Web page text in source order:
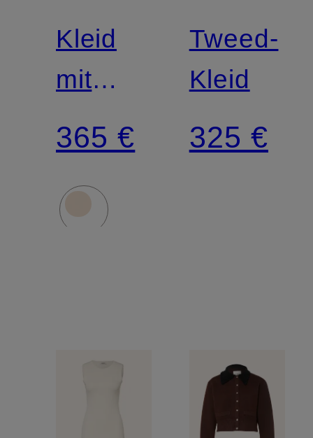
Kleid
mit
Schmucksteinen
365 €
Tweed-
Kleid
325 €